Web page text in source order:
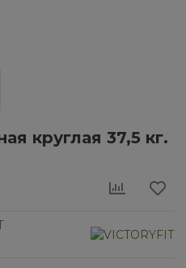
круглая 37,5 кг.